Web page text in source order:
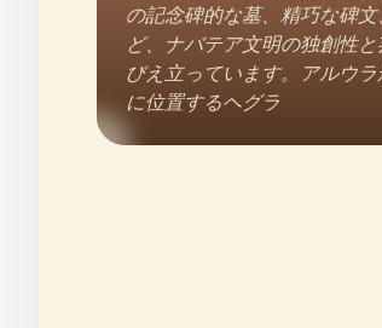
の記念碑的な墓、精巧な碑
ど、ナバテア文明の独創性
びえ立っています。アルウ
に位置するヘグラ